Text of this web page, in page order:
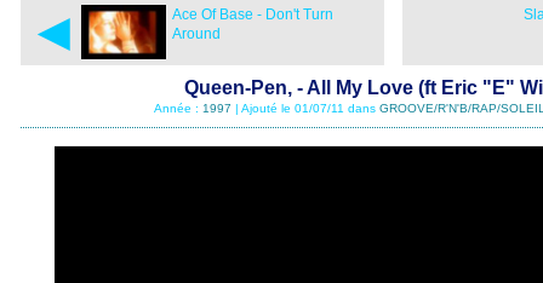
◄
Ace Of Base - Don't Turn
Around
Queen-Pen, - All My Love (ft Eric "E"
Année : 1997 | Ajouté le 01/07/11 dans GROOVE/R'N'B/RAP/